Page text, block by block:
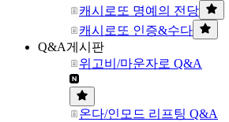
캐시로또 명예의 전당
캐시로또 인증&수다
Q&A게시판
위고비/마운자로 Q&A
온다/인모드 리프팅 Q&A